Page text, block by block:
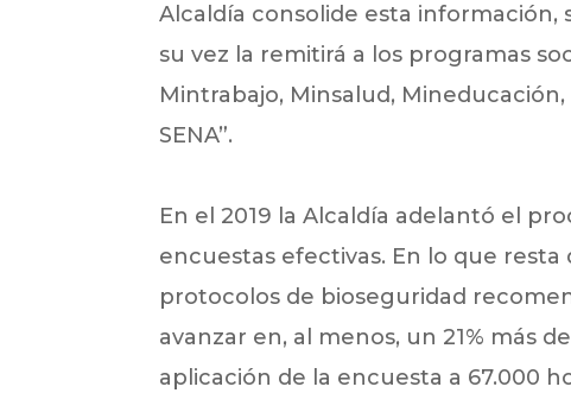
Alcaldía consolide esta información,
su vez la remitirá a los programas
Mintrabajo, Minsalud,
SENA”.
En el 2019 la Alcaldía adelantó el
encuestas efectivas. En lo que
protocolos de bioseguridad
avanzar en, al menos, un 21% más
aplicación de la encuesta a 67.000